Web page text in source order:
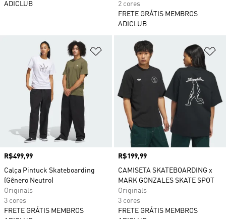
ADICLUB
2 cores
FRETE GRÁTIS MEMBROS
ADICLUB
Adicionar à Lista de Desejos
Preço
R$499,99
Calça Pintuck Skateboarding
(Gênero Neutro)
Originals
3 cores
FRETE GRÁTIS MEMBROS
Preço
R$199,99
CAMISETA SKATEBOARDING x
MARK GONZALES SKATE SPOT
Originals
3 cores
FRETE GRÁTIS MEMBROS